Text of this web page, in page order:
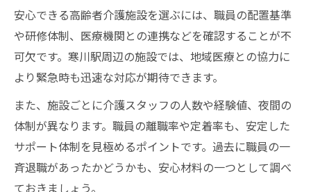
安心できる高齢者介護施設を選ぶには、職員の配置基準
や研修体制、医療機関との連携などを確認することが不
可欠です。寒川駅周辺の施設では、地域医療との協力に
より緊急時も迅速な対応が期待できます。
また、施設ごとに介護スタッフの人数や経験値、夜間の
体制が異なります。職員の離職率や定着率も、安定した
サポート体制を見極めるポイントです。過去に職員の一
斉退職があったかどうかも、安心材料の一つとして調べ
ておきましょう。